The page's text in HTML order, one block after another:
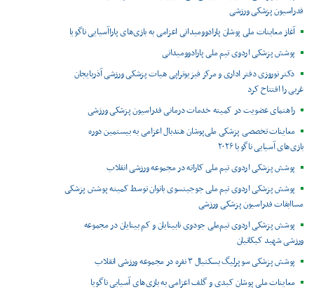
فدراسیون پزشکی ورزشی
آغاز معاینات ملی پوشان پارادوومیدانی اعزامی به بازی‌های پاراآسیایی ناگویا
پوشش پزشکی اردوی تیم ملی پارادوومیدانی
دکتر نوروزی دفتر اداری و مرکز فیزیوتراپی هیات پزشکی ورزشی آذربایجان
غربی را افتتاح کرد
راهنمای عضویت در کمیته خدمات درمانی فدراسیون پزشکی ورزشی
معاینات تخصصی پزشکی ملی‌پوشان هندبال اعزامی به بیستمین دوره
بازی‌های آسیایی ناگویا ۲۰۲۶
پوشش پزشکی اردوی تیم ملی کاراته در مجموعه ورزشی انقلاب
پوشش پزشکی اردوی تیم ملی جوجیتسوی بانوان توسط کمیته پوشش پزشکی
مساابقات فدراسیون پزشکی ورزشی
پوشش پزشکی اردوی تیم‌ملی جودوی نابینایان و کم بینایان در مجموعه
ورزشی شهید کبکانیان
پوشش پزشکی سوپرلیگ بسکتبال ۳ نفره در مجموعه ورزشی انقلاب
معاینات ملی پوشان کبدی و گلف اعزامی به بازی‌های آسیایی ناگویا